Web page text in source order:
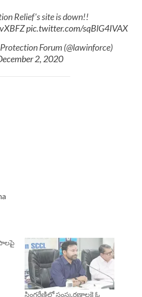
Relief's site is down!!
pic.twitter.com/sqBlG4IVAX
Forum (@lawinforce)
2, 2020
సింగరేణిలో సంస్కరణాలకై ఓ